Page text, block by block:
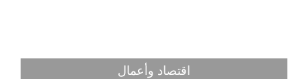
اقتصاد وأعمال